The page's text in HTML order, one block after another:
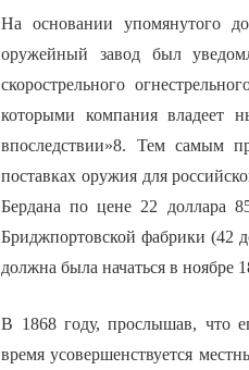
На основании упомянутого
оружейный завод был
скорострельного
которыми компания владеет
впоследствии»8. Тем самым
поставках оружия для
Бердана по цене 22 доллара
Бриджпортовской фабрики (42
должна была начаться в ноябре
В 1868 году, прослышав, что
время усовершенствуется